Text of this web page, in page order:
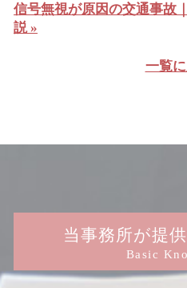
信号無視が原因の交通事故
説 »
一覧
当事務所が提
Basic